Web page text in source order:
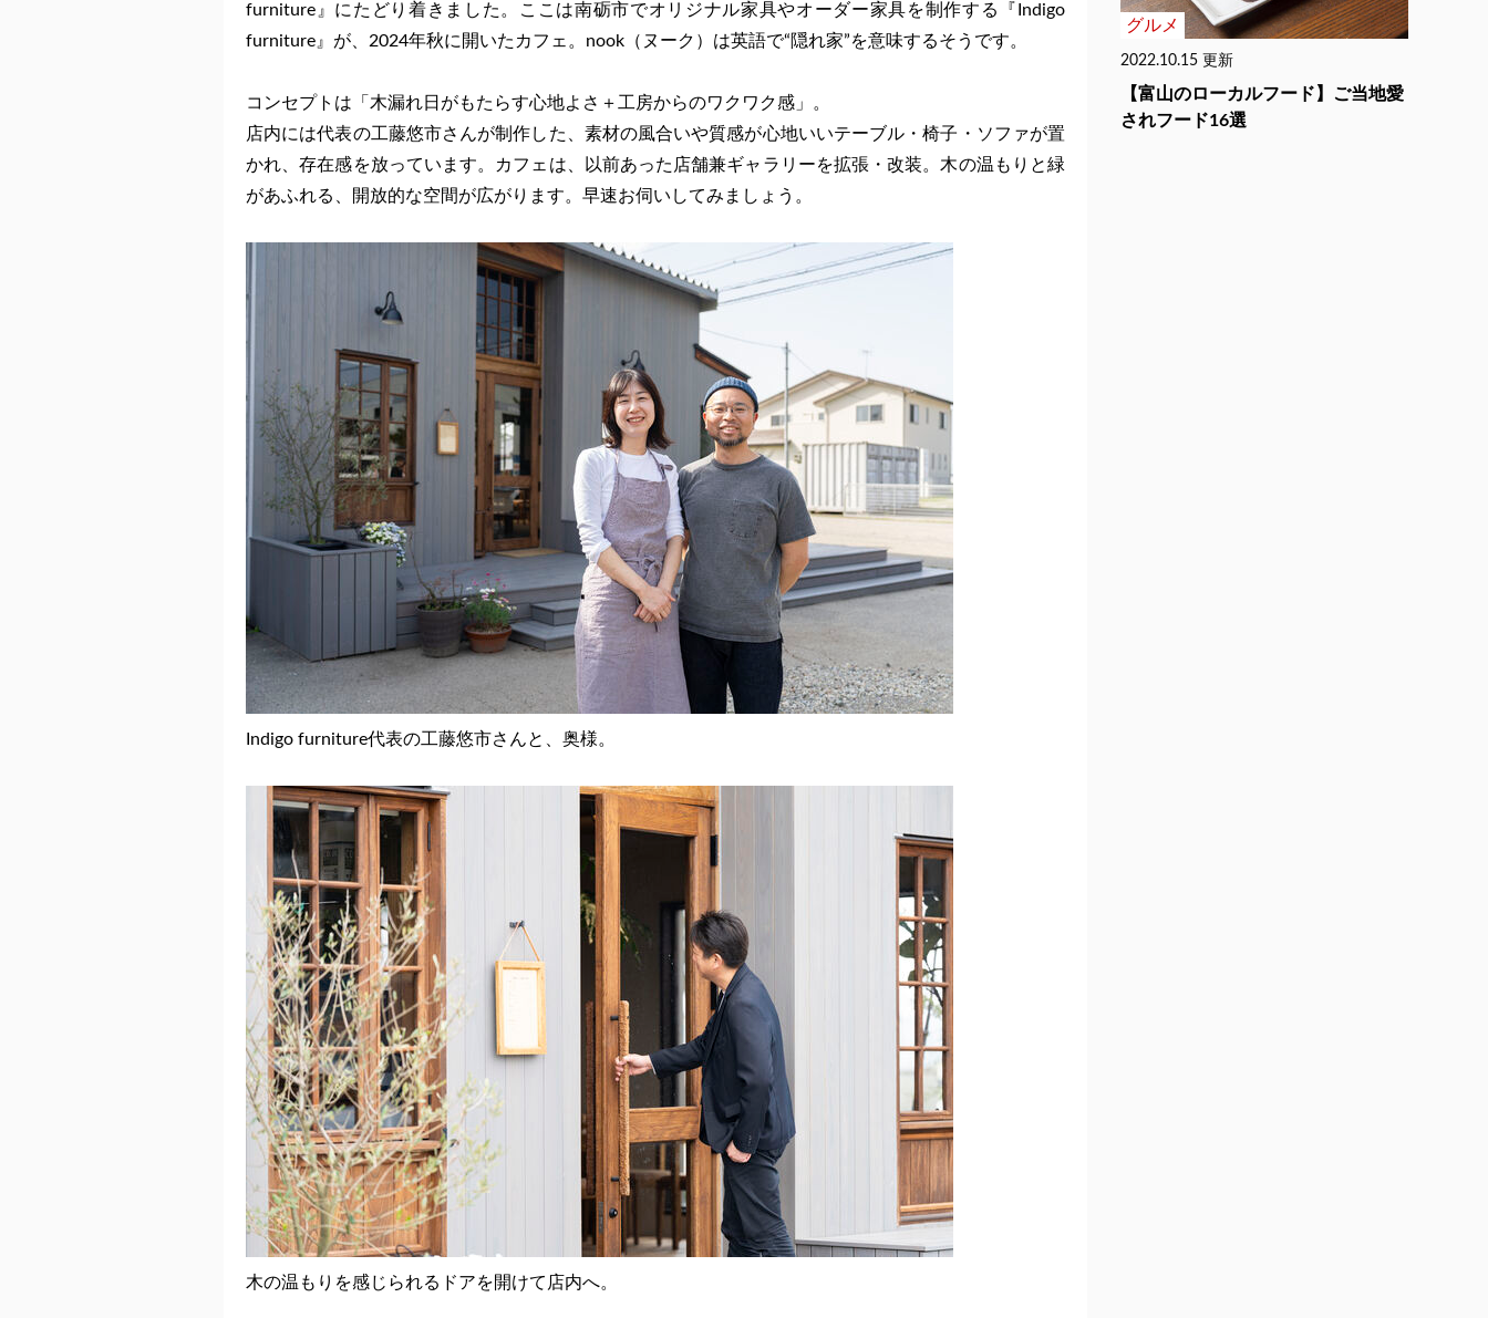
furniture』にたどり着きました。
ここは南砺市でオリジナル家具やオーダー家具を制作する『Indigo
furniture』が、2024年秋に開いたカフェ。nook（ヌーク）は英語で“隠れ家”を意味するそうです。
コンセプトは「木漏れ日がもたらす心地よさ＋工房からのワクワク感」。
店内には代表の工藤悠市さんが制作した、素材の風合いや質感が心地いいテーブル・椅子・ソファが置
かれ、存在感を放っています。カフェは、以前あった店舗兼ギャラリーを拡張・改装。木の温もりと緑
があふれる、開放的な空間が広がります。 早速お伺いしてみましょう。
Indigo furniture代表の工藤悠市さんと、奥様。
木の温もりを感じられるドアを開けて店内へ。
グルメ
2022.10.15 更新
【富山のローカルフード】ご当地愛
されフード16選